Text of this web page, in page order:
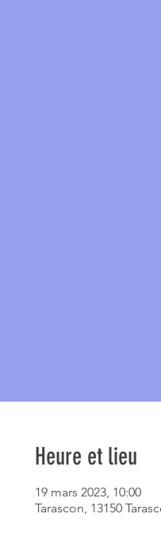
Heure et lieu
19 mars 2023, 10:00
Tarascon, 13150